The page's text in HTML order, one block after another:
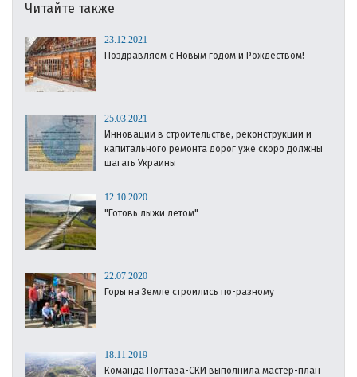
Читайте также
23.12.2021
Поздравляем с Новым годом и Рождеством!
25.03.2021
Инновации в строительстве, реконструкции и
капитального ремонта дорог уже скоро должны
шагать Украины
12.10.2020
"Готовь лыжи летом"
22.07.2020
Горы на Земле строились по-разному
18.11.2019
Команда Полтава-СКИ выполнила мастер-план